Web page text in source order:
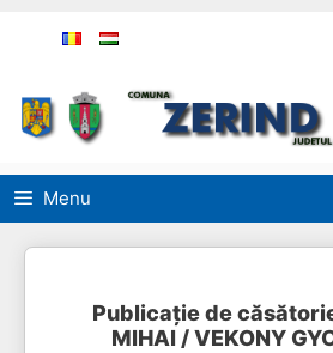
Menu
Publicaţie de căsătorie
MIHAI / VEKONY